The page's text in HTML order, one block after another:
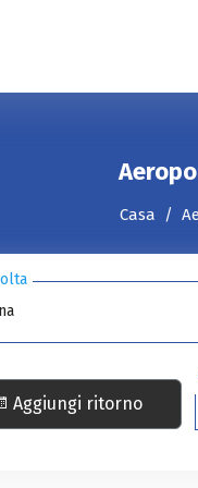
Casa
Aggiungi ritorno